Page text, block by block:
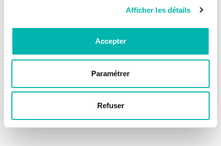
Afficher les détails
Accepter
Paramétrer
Refuser